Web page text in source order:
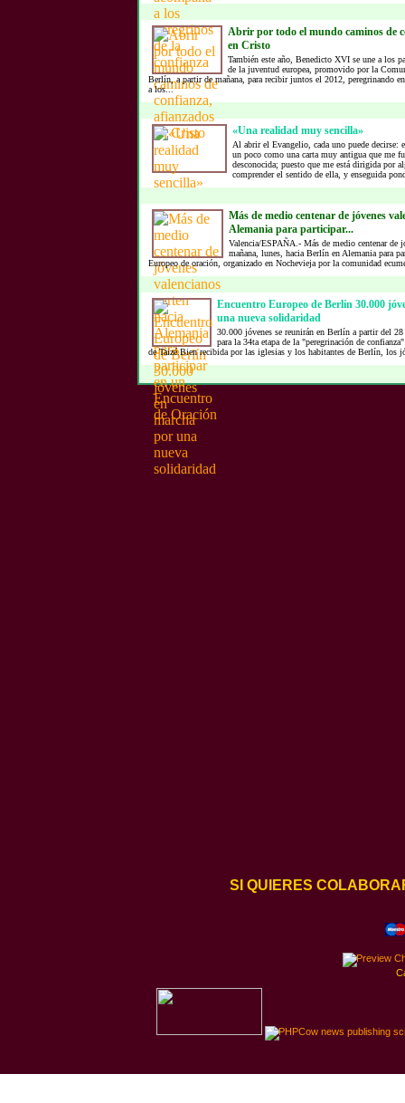
Abrir por todo el mundo caminos de
en Cristo
También este año, Benedicto XVI se une a los
de la juventud europea, promovido por la
Berlín, a partir de mañana, para recibir juntos el 2012, peregrinando
a los...
«Una realidad muy sencilla»
Al abrir el Evangelio, cada uno puede decirse:
un poco como una carta muy antigua que me
desconocida; puesto que me está dirigida por
comprender el sentido de ella, y enseguida
Más de medio centenar de jóvenes
Alemania para participar...
Valencia/ESPAÑA.- Más de medio centenar de
mañana, lunes, hacia Berlín en Alemania para
Europeo de oración, organizado en Nochevieja por la comunidad
Encuentro Europeo de Berlín 30.000
una nueva solidaridad
30.000 jóvenes se reunirán en Berlín a partir del
para la 34ta etapa de la "peregrinación de
de Taizé.Bien recibida por las iglesias y los habitantes de Berlín, los
SI QUIERES